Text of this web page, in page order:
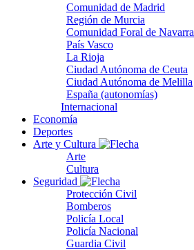
Comunidad de Madrid
Región de Murcia
Comunidad Foral de Navarra
País Vasco
La Rioja
Ciudad Autónoma de Ceuta
Ciudad Autónoma de Melilla
España (autonomías)
Internacional
Economía
Deportes
Arte y Cultura
Arte
Cultura
Seguridad
Protección Civil
Bomberos
Policía Local
Policía Nacional
Guardia Civil